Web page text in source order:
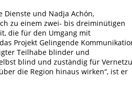
Dienste und Nadja Achón,
zu einem zwei- bis dreiminütigen
die für den Umgang mit
Projekt Gelingende
Teilhabe blinder und
blind und zuständig für
die Region hinaus wirken“, ist er